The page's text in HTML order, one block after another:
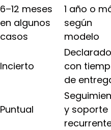
6–12 meses
en algunos
casos
1 año o
según
modelo
Incierto
con
de
Puntual
y soporte